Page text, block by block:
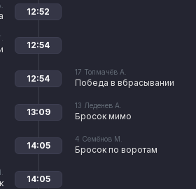
12:52
12:54
17 Толмачёв А.
Победа в вбрасывании
12:54
13 Леденев А.
Бросок мимо
13:09
4 Семёнов М.
Бросок по воротам
14:05
14:05